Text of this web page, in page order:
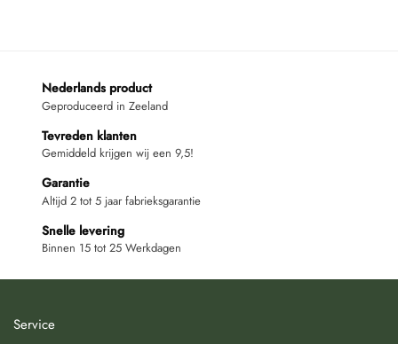
Nederlands product
Geproduceerd in Zeeland
Tevreden klanten
Gemiddeld krijgen wij een 9,5!
Garantie
Altijd 2 tot 5 jaar fabrieksgarantie
Snelle levering
Binnen 15 tot 25 Werkdagen
Service